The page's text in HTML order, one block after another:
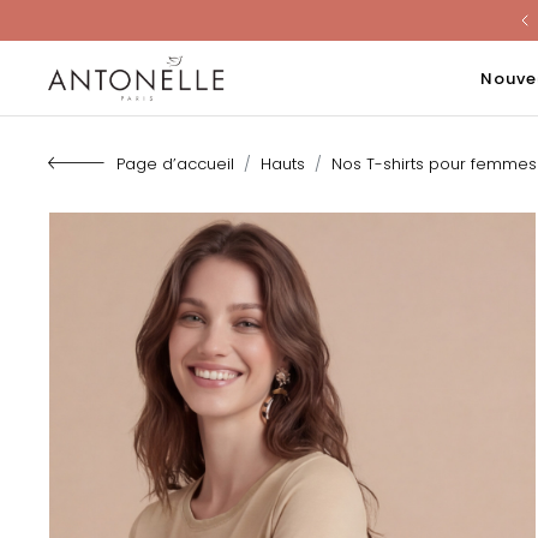
Last
Page d’accueil Hauts Nos T-shirts pour femmes